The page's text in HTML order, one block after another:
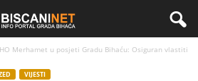
HO Merhamet u posjeti Gradu Bihaću: Osiguran vlastiti
VIJESTI